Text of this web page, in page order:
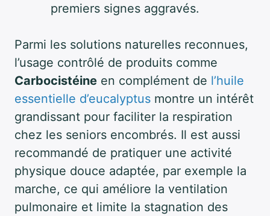
premiers signes aggravés.
Parmi les solutions naturelles reconnues,
l’usage contrôlé de produits comme
Carbocistéine en complément de l’huile
essentielle d’eucalyptus montre un intérêt
grandissant pour faciliter la respiration
chez les seniors encombrés. Il est aussi
recommandé de pratiquer une activité
physique douce adaptée, par exemple la
marche, ce qui améliore la ventilation
pulmonaire et limite la stagnation des